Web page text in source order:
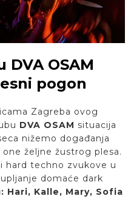
DVA OSAM
pogon
Zagreba ovog
DVA OSAM situacija
nižemo događanja
željne žustrog plesa.
i hard techno zvukove u
domaće dark
Hari, Kalle, Mary, Sofia